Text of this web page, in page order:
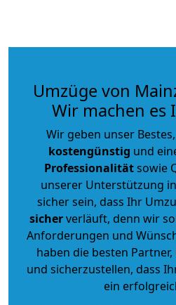
Umzüge von
Wir machen es
Wir geben unser
kostengünstig und
Professionalitätsowie
unserer Unterstützung
sicher sein, dass Ihr
sicherverläuft, denn wir
Anforderungen und
haben die besten
und sicherzustellen, dass
ein